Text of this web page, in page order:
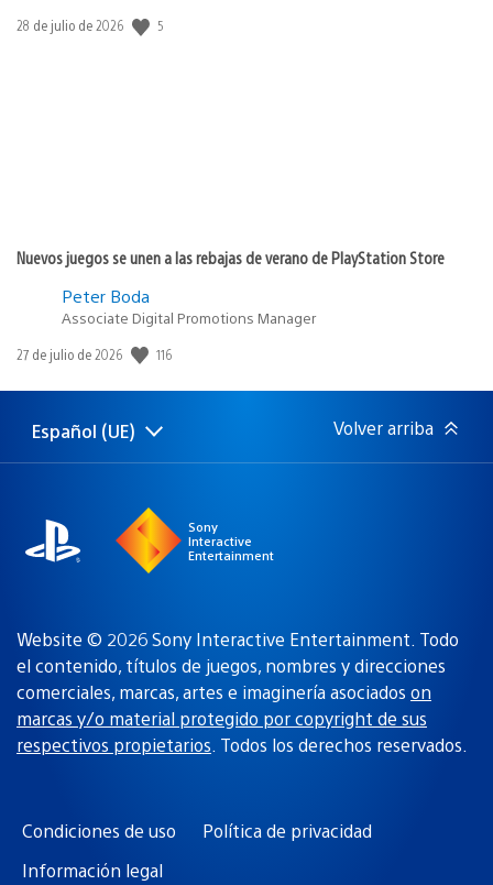
Fecha
28 de julio de 2026 5
Nuevos juegos se unen a las rebajas de verano de PlayStation Store
Peter Boda
Associate Digital Promotions Manager
Fecha
publicación:
27 de julio de 2026 116
Selecciona
una
Región
actual:
Español (UE) Volver arriba
Sony
Interactive
Entertainment
Website © 2026 Sony Interactive Entertainment. Todo
el contenido, títulos de juegos, nombres y direcciones
comerciales, marcas, artes e imaginería asociados on
marcas y/o material protegido por copyright de sus
respectivos propietarios. Todos los derechos reservados.
Condiciones de uso
Política de privacidad
Información legal